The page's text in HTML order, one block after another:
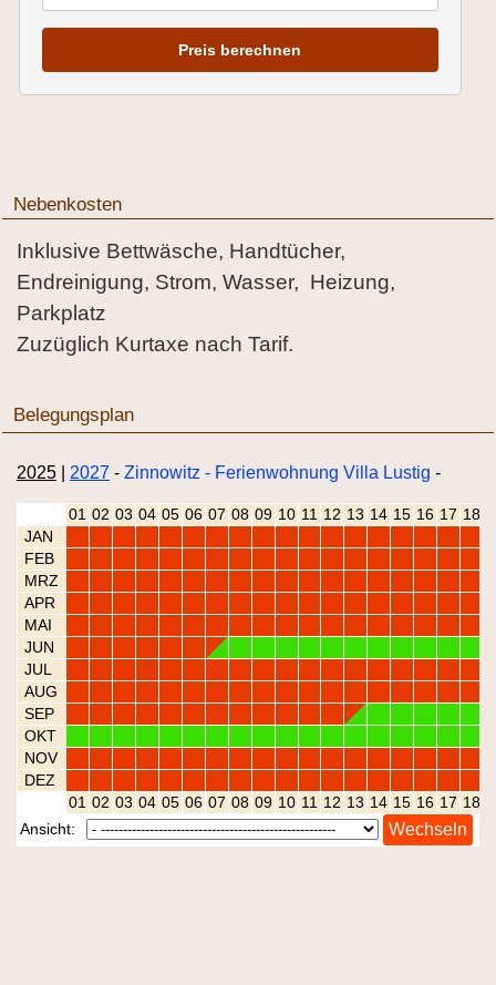
Preis berechnen
Nebenkosten
Inklusive Bettwäsche, Handtücher,
Endreinigung, Strom, Wasser, Heizung,
Parkplatz
Zuzüglich Kurtaxe nach Tarif.
Belegungsplan